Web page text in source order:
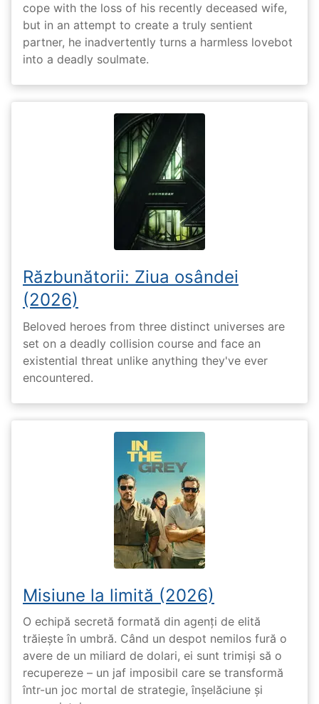
cope with the loss of his recently deceased wife,
but in an attempt to create a truly sentient
partner, he inadvertently turns a harmless lovebot
into a deadly soulmate.
Răzbunătorii: Ziua osândei
(2026)
Beloved heroes from three distinct universes are
set on a deadly collision course and face an
existential threat unlike anything they've ever
encountered.
Misiune la limită (2026)
O echipă secretă formată din agenți de elită
trăiește în umbră. Când un despot nemilos fură o
avere de un miliard de dolari, ei sunt trimiși să o
recupereze – un jaf imposibil care se transformă
într-un joc mortal de strategie, înșelăciune și